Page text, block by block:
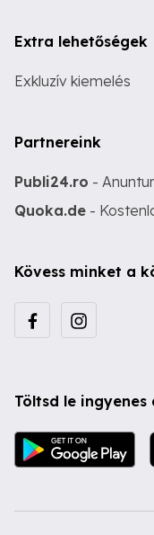
Extra lehetőségek
Exkluzív kiemelés
Partnereink
Publi24.ro -
Quoka.de -
Kövess minket a
Töltsd le